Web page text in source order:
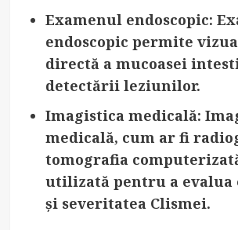
Examenul endoscopic:
endoscopic permite
directă a mucoasei
detectării leziunilor.
Imagistica medicală:
medicală, cum ar fi
tomografia
utilizată pentru a evalua
și severitatea Clismei.